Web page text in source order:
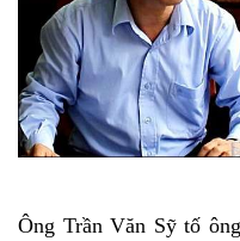
Ông Trần Văn Sỹ tố